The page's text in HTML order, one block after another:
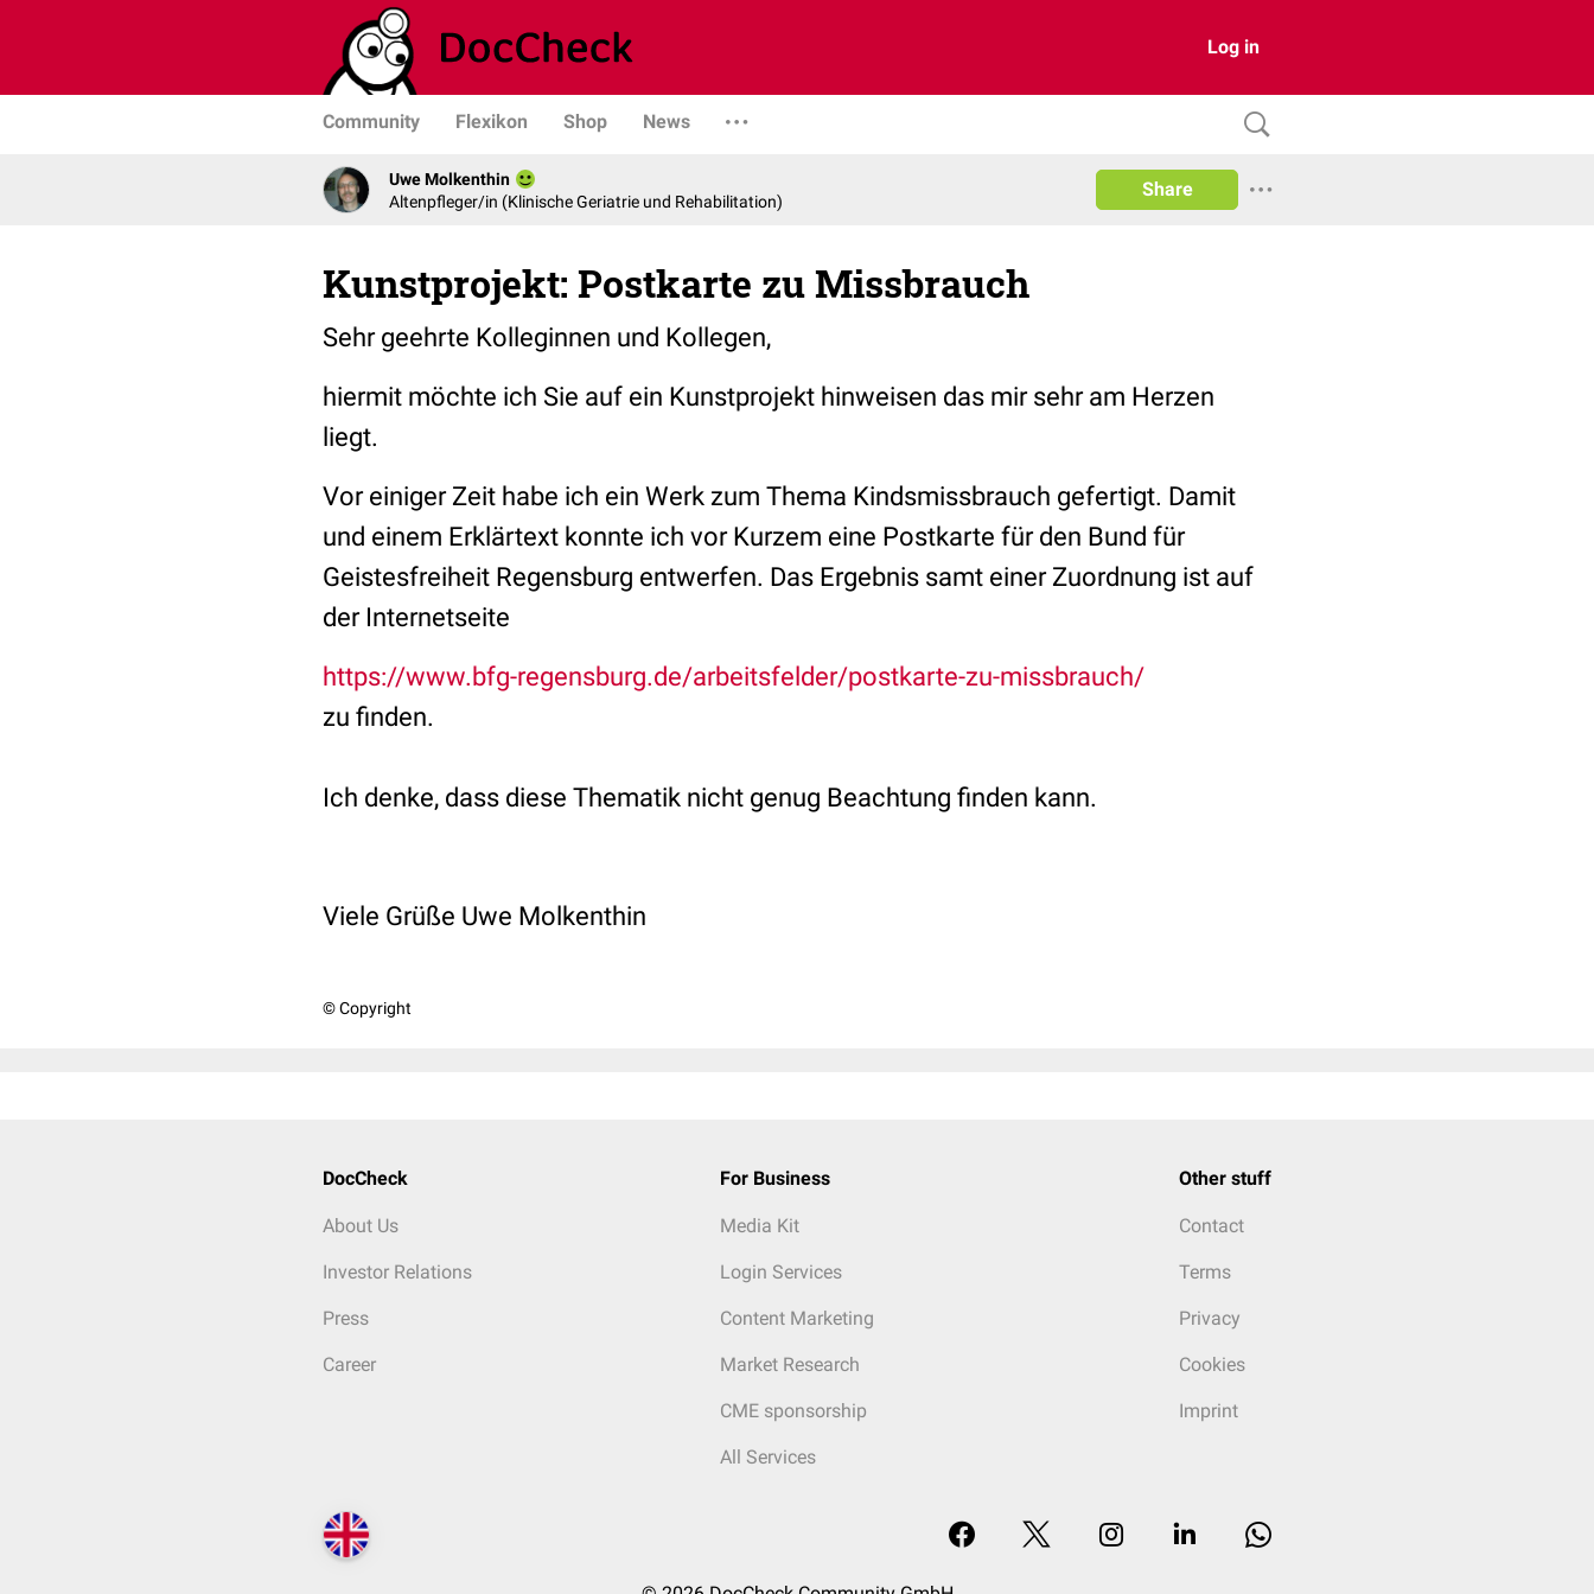
Log in
Community Flexikon Shop News
Uwe Molkenthin
Altenpfleger/in (Klinische Geriatrie und Rehabilitation)
Share
Kunstprojekt: Postkarte zu Missbrauch
Sehr geehrte Kolleginnen und Kollegen,
hiermit möchte ich Sie auf ein Kunstprojekt hinweisen das mir sehr am Herzen
liegt.
Vor einiger Zeit habe ich ein Werk zum Thema Kindsmissbrauch gefertigt. Damit
und einem Erklärtext konnte ich vor Kurzem eine Postkarte für den Bund für
Geistesfreiheit Regensburg entwerfen. Das Ergebnis samt einer Zuordnung ist auf
der Internetseite
https://www.bfg-regensburg.de/arbeitsfelder/postkarte-zu-missbrauch/
zu finden.
Ich denke, dass diese Thematik nicht genug Beachtung finden kann.
Viele Grüße Uwe Molkenthin
© Copyright
DocCheck
About Us
Investor Relations
Press
Career
For Business
Media Kit
Login Services
Content Marketing
Market Research
CME sponsorship
All Services
Other stuff
Contact
Terms
Privacy
Cookies
Imprint